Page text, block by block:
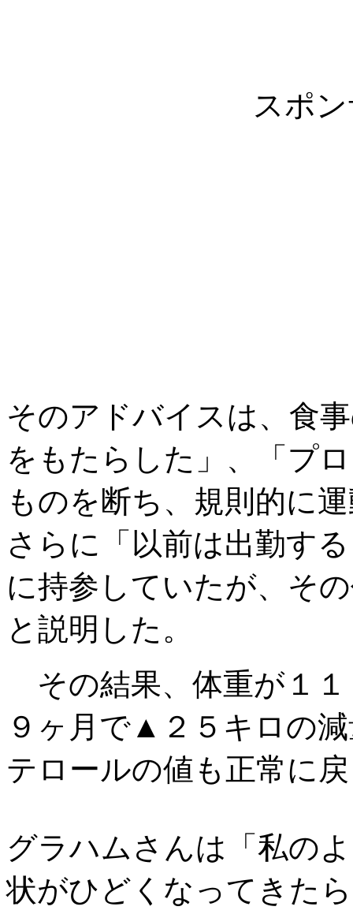
スポ
そのアドバイスは、食
をもたらした」、「プ
ものを断ち、規則的に
さらに「以前は出勤す
に持参していたが、そ
と説明した。
その結果、体重が１
９ヶ月で▲２５キロの
テロールの値も正常に
グラハムさんは「私の
状がひどくなってきた